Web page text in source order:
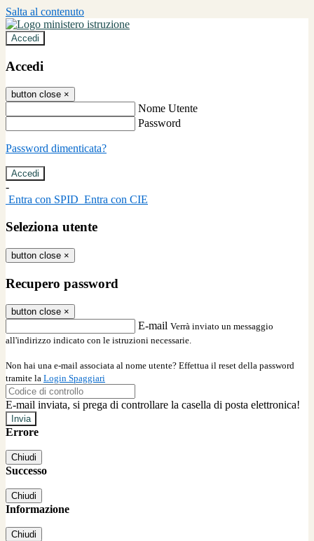
Salta al contenuto
Accedi
Accedi
button close ×
Nome Utente
Password
Password dimenticata?
-
Entra con SPID Entra con CIE
Seleziona utente
button close ×
Recupero password
button close ×
E-mail Verrà inviato un messaggio
all'indirizzo indicato con le istruzioni necessarie.
Non hai una e-mail associata al nome utente? Effettua il reset della password
tramite la Login Spaggiari
E-mail inviata, si prega di controllare la casella di posta elettronica!
Errore
Chiudi
Successo
Chiudi
Informazione
Chiudi